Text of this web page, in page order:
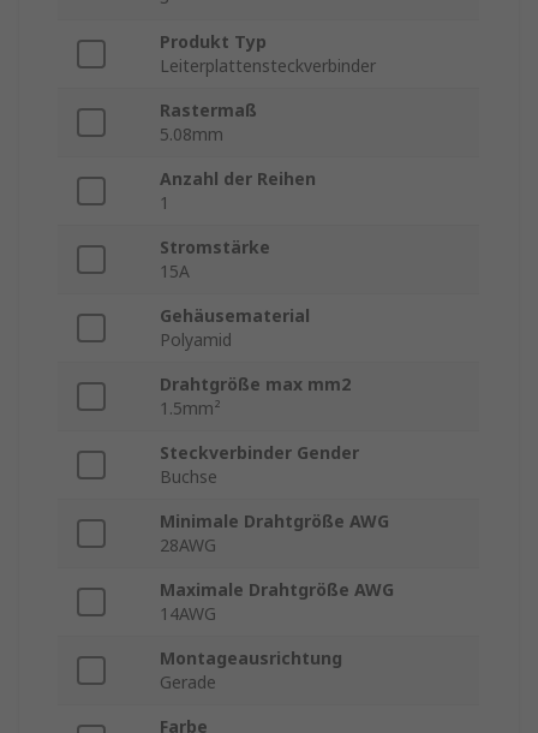
Produkt Typ
Leiterplattensteckverbinder
Rastermaß
5.08mm
Anzahl der Reihen
1
Stromstärke
15A
Gehäusematerial
Polyamid
Drahtgröße max mm2
1.5mm²
Steckverbinder Gender
Buchse
Minimale Drahtgröße AWG
28AWG
Maximale Drahtgröße AWG
14AWG
Montageausrichtung
Gerade
Farbe